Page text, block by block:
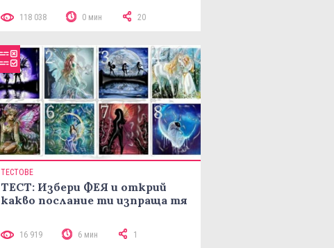
118 038 0 мин 20
ТЕСТОВЕ
ТЕСТ: Избери ФЕЯ и открий
какво послание ти изпраща тя
16 919 6 мин 1